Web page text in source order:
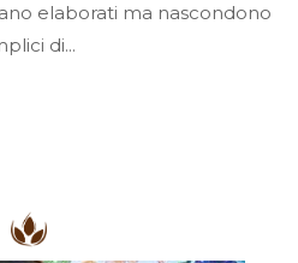
elaborati ma nascondono
di...